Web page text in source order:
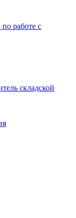
работе с
складской